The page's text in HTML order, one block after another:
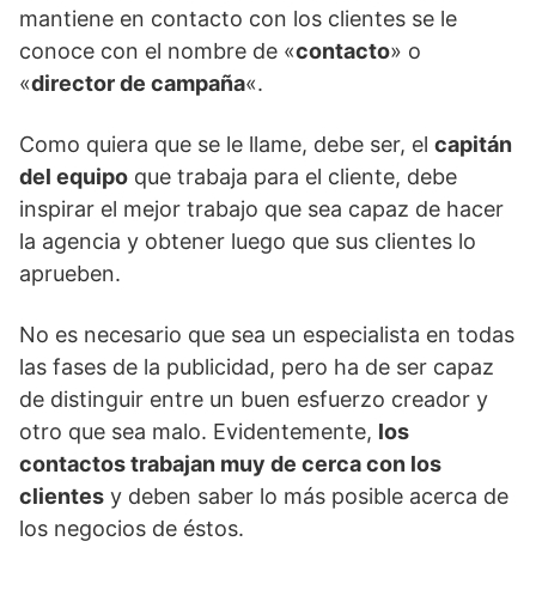
mantiene en contacto con los clientes se le
conoce con el nombre de «contacto» o
«director de campaña«.
Como quiera que se le llame, debe ser, el capitán
del equipo que trabaja para el cliente, debe
inspirar el mejor trabajo que sea capaz de hacer
la agencia y obtener luego que sus clientes lo
aprueben.
No es necesario que sea un especialista en todas
las fases de la publicidad, pero ha de ser capaz
de distinguir entre un buen esfuerzo creador y
otro que sea malo. Evidentemente, los
contactos trabajan muy de cerca con los
clientes y deben saber lo más posible acerca de
los negocios de éstos.